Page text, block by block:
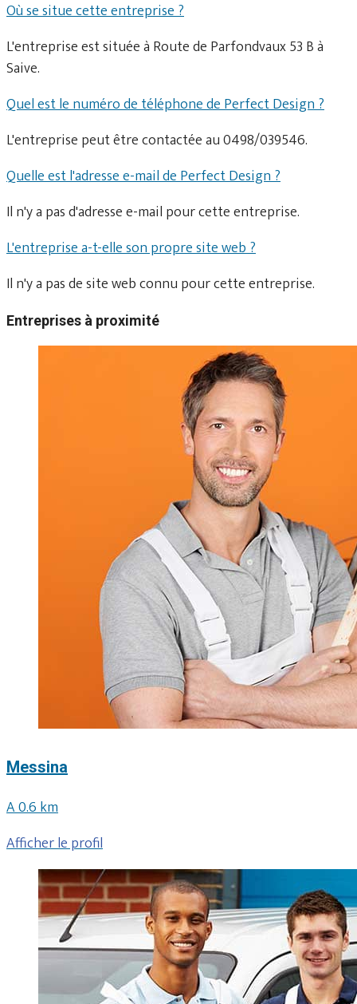
Où se situe cette entreprise ?
L'entreprise est située à Route de Parfondvaux 53 B à
Saive.
Quel est le numéro de téléphone de Perfect Design ?
L'entreprise peut être contactée au 0498/039546.
Quelle est l'adresse e-mail de Perfect Design ?
Il n'y a pas d'adresse e-mail pour cette entreprise.
L'entreprise a-t-elle son propre site web ?
Il n'y a pas de site web connu pour cette entreprise.
Entreprises à proximité
Messina
A 0.6 km
Afficher le profil